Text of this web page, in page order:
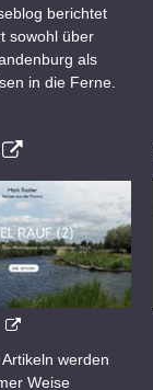
berichtet
sowohl über
als
in die Ferne.
werden
Weise